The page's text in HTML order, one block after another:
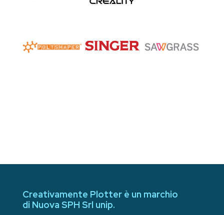
Creativamente Plotter è un marchio
di Nuova SPH Srl unip.